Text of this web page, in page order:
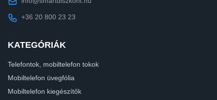
+36 20 800 23 23
KATEGÓRIÁK
Telefontok, mobiltelefon tokok
Mobiltelefon üvegfólia
Mobiltelefon kiegészítők